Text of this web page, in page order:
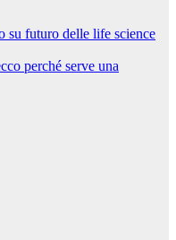
su futuro delle life science
perché serve una